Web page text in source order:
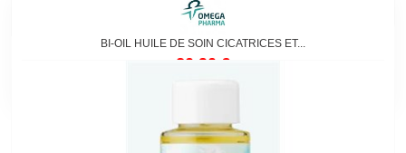
BI-OIL HUILE DE SOIN CICATRICES ET...
20,90 €